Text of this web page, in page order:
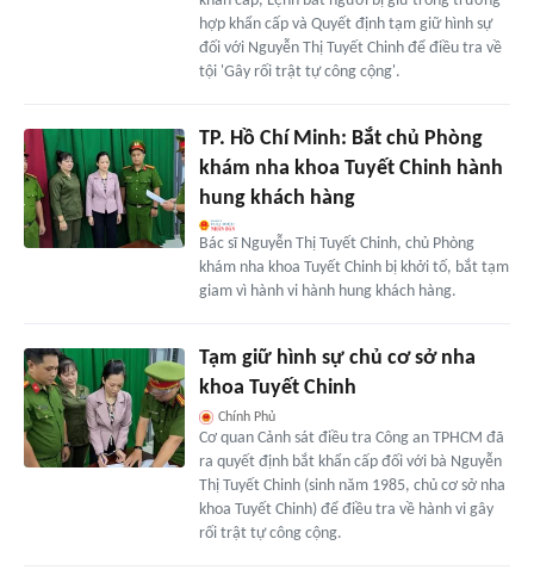
hợp khẩn cấp và Quyết định tạm giữ hình sự
đối với Nguyễn Thị Tuyết Chinh để điều tra về
tội 'Gây rối trật tự công cộng'.
TP. Hồ Chí Minh: Bắt chủ Phòng
khám nha khoa Tuyết Chinh hành
hung khách hàng
Bác sĩ Nguyễn Thị Tuyết Chinh, chủ Phòng
khám nha khoa Tuyết Chinh bị khởi tố, bắt tạm
giam vì hành vi hành hung khách hàng.
Tạm giữ hình sự chủ cơ sở nha
khoa Tuyết Chinh
Chính Phủ
Cơ quan Cảnh sát điều tra Công an TPHCM đã
ra quyết định bắt khẩn cấp đối với bà Nguyễn
Thị Tuyết Chinh (sinh năm 1985, chủ cơ sở nha
khoa Tuyết Chinh) để điều tra về hành vi gây
rối trật tự công cộng.